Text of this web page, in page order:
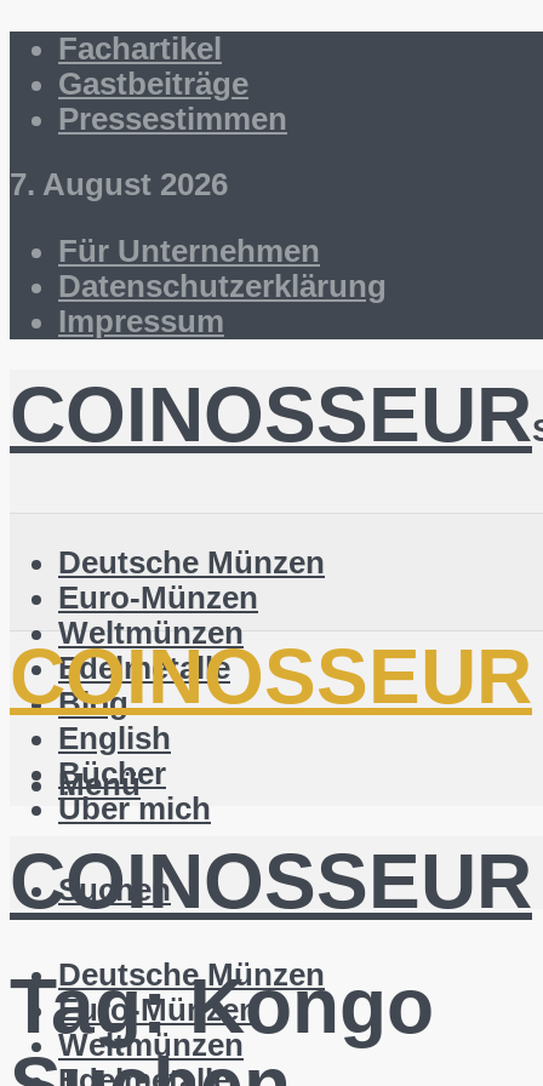
Fachartikel
Gastbeiträge
Pressestimmen
7. August 2026
Für Unternehmen
Datenschutzerklärung
Impressum
COINOSSEUR
Deutsche Münzen
Euro-Münzen
Weltmünzen
Edelmetalle
Blog
English
Bücher
Über mich
Suchen
COINOSSEUR
Menü
COINOSSEUR
Deutsche Münzen
Euro-Münzen
Weltmünzen
Tag:Kongo